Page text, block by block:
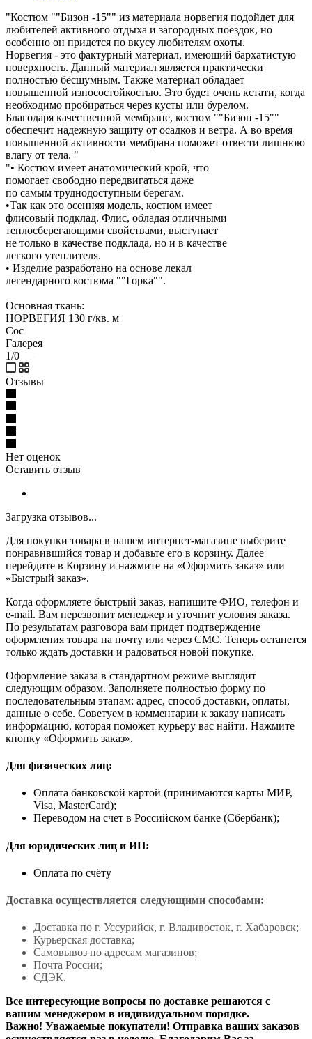
"Костюм ""Бизон -15"" из материала норвегия подойдет для
любителей активного отдыха и загородных поездок, но
особенно он придется по вкусу любителям охоты.
Норвегия - это фактурный материал, имеющий бархатистую
поверхность. Данный материал является практически
полностью бесшумным. Также материал обладает
повышенной износостойкостью. Это будет очень кстати, когда
необходимо пробираться через кусты или бурелом.
Благодаря качественной мембране, костюм ""Бизон -15""
обеспечит надежную защиту от осадков и ветра. А во время
повышенной активности мембрана поможет отвести лишнюю
влагу от тела. "
"• Костюм имеет анатомический крой, что
помогает свободно передвигаться даже
по самым труднодоступным берегам.
•Так как это осенняя модель, костюм имеет
флисовый подклад. Флис, обладая отличными
теплосберегающими свойствами, выступает
не только в качестве подклада, но и в качестве
легкого утеплителя.
• Изделие разработано на основе лекал
легендарного костюма ""Горка"".
Основная ткань:
НОРВЕГИЯ 130 г/кв. м
Сос
Галерея
1/0 —
Отзывы
Нет оценок
Оставить отзыв
Загрузка отзывов...
Для покупки товара в нашем интернет-магазине выберите
понравившийся товар и добавьте его в корзину. Далее
перейдите в Корзину и нажмите на «Оформить заказ» или
«Быстрый заказ».
Когда оформляете быстрый заказ, напишите ФИО, телефон и
e-mail. Вам перезвонит менеджер и уточнит условия заказа.
По результатам разговора вам придет подтверждение
оформления товара на почту или через СМС. Теперь останется
только ждать доставки и радоваться новой покупке.
Оформление заказа в стандартном режиме выглядит
следующим образом. Заполняете полностью форму по
последовательным этапам: адрес, способ доставки, оплаты,
данные о себе. Советуем в комментарии к заказу написать
информацию, которая поможет курьеру вас найти. Нажмите
кнопку «Оформить заказ».
Для физических лиц:
Оплата банковской картой (принимаются карты МИР,
Visa, MasterCard);
Переводом на счет в Российском банке (Сбербанк);
Для юридических лиц и ИП:
Оплата по счёту
Доставка осуществляется следующими способами:
Доставка по г. Уссурийск, г. Владивосток, г. Хабаровск;
Курьерская доставка;
Самовывоз по адресам магазинов;
Почта России;
СДЭК.
Все интересующие вопросы по доставке решаются с
вашим менеджером в индивидуальном порядке.
Важно! Уважаемые покупатели! Отправка ваших заказов